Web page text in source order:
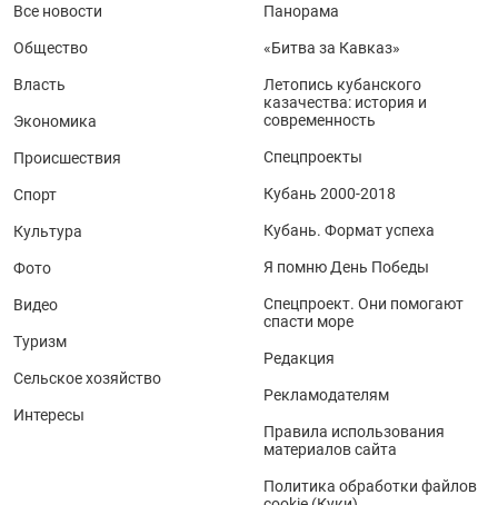
Все новости
Общество
Власть
Экономика
Происшествия
Спорт
Культура
Фото
Видео
Туризм
Сельское хозяйство
Интересы
Панорама
«Битва за Кавказ»
Летопись кубанского
казачества: история и
современность
Спецпроекты
Кубань 2000-2018
Кубань. Формат успеха
Я помню День Победы
Спецпроект. Они помогают
спасти море
Редакция
Рекламодателям
Правила использования
материалов сайта
Политика обработки файлов